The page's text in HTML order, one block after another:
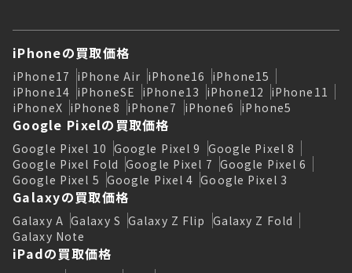
iPhoneの買取価格
iPhone17 iPhone Air iPhone16 iPhone15
iPhone14 iPhoneSE iPhone13 iPhone12 iPhone11
iPhoneX iPhone8 iPhone7 iPhone6 iPhone5
Google Pixelの買取価格
Google Pixel 10 Google Pixel 9 Google Pixel 8
Google Pixel Fold Google Pixel 7 Google Pixel 6
Google Pixel 5 Google Pixel 4 Google Pixel 3
Galaxyの買取価格
Galaxy A Galaxy S Galaxy Z Flip Galaxy Z Fold
Galaxy Note
iPadの買取価格